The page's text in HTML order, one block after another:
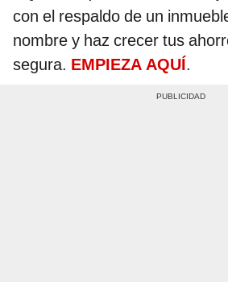
con el respaldo de un
nombre y haz crecer tus
segura. EMPIEZA AQUÍ.